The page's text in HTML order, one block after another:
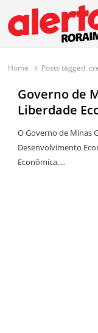
conteúdo
O maior
O Alerta Roraima é seu
e todo o estado de
Home Posts tagged:
Governo de
Liberdade
O Governo de Minas
Desenvolvimento
Econômica,…